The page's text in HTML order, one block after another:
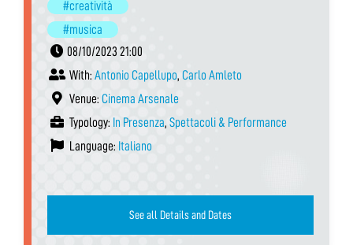
#creatività
#musica
08/10/2023 21:00
With: Antonio Capellupo, Carlo Amleto
Venue: Cinema Arsenale
Typology: In Presenza, Spettacoli & Performance
Language: Italiano
See all Details and Dates